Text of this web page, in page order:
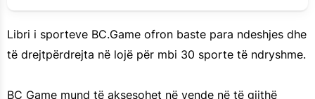
Libri i sporteve BC.Game ofron baste para ndeshjes dhe
të drejtpërdrejta në lojë për mbi 30 sporte të ndryshme.
BC Game mund të aksesohet në vende në të gjithë